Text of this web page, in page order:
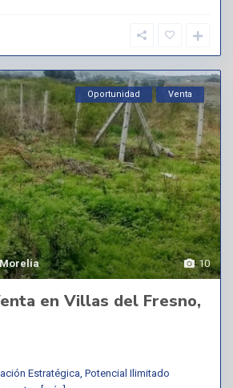
10
Morelia
Oportunidad Venta
en Villas del Fresno,
Estratégica, Potencial Ilimitado